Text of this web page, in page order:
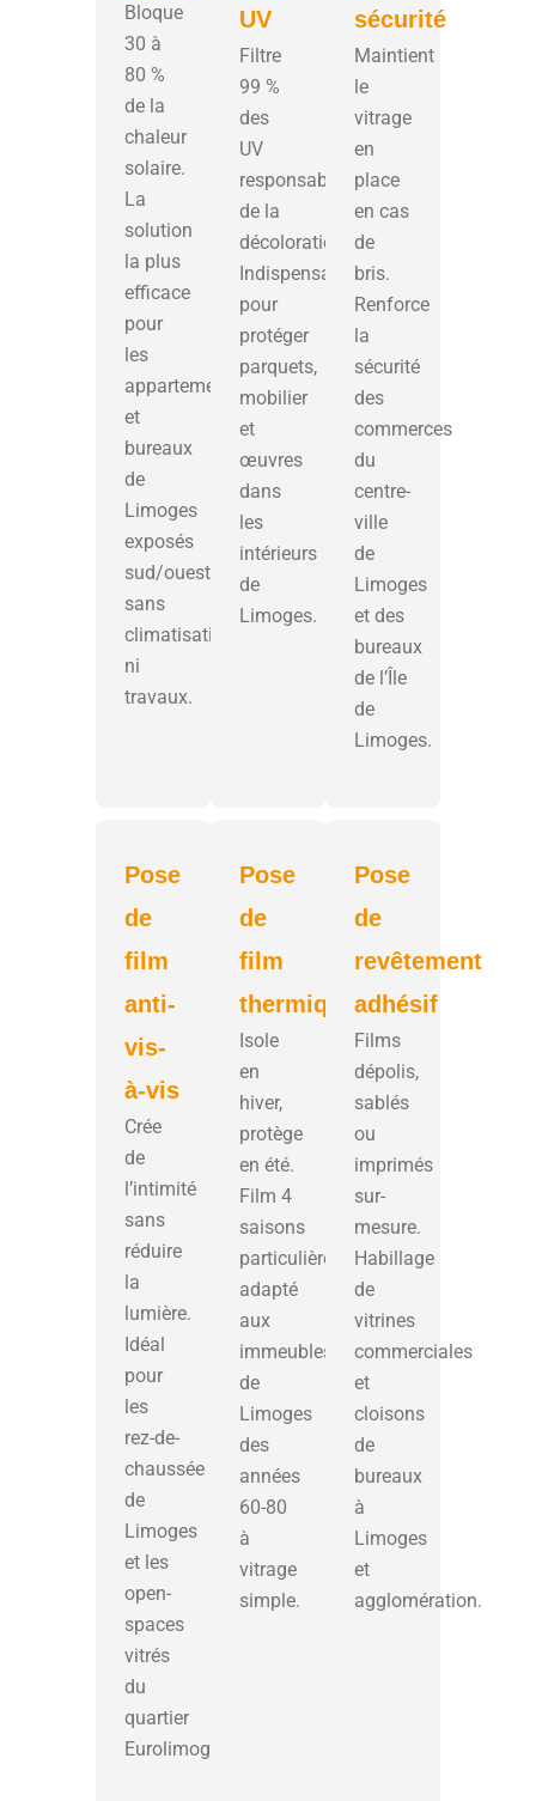
Bloque
30 à
80 %
de la
chaleur
solaire.
La
solution
la plus
efficace
pour
les
appartements
et
bureaux
de
Limoges
exposés
sud/ouest,
sans
climatisation
ni
travaux.
UV
Filtre
99 %
des
UV
responsables
de la
décoloration.
Indispensable
pour
protéger
parquets,
mobilier
et
œuvres
dans
les
intérieurs
de
Limoges.
sécurité
Maintient
le
vitrage
en
place
en cas
de
bris.
Renforce
la
sécurité
des
commerces
du
centre-
ville
de
Limoges
et des
bureaux
de l’Île
de
Limoges.
Pose
de
film
anti-
vis-
à-vis
Crée
de
l’intimité
sans
réduire
la
lumière.
Idéal
pour
les
rez-de-
chaussée
de
Limoges
et les
open-
spaces
vitrés
du
quartier
Eurolimoges.
Pose
de
film
thermique
Isole
en
hiver,
protège
en été.
Film 4
saisons
particulièrement
adapté
aux
immeubles
de
Limoges
des
années
60-80
à
vitrage
simple.
Pose
de
revêtement
adhésif
Films
dépolis,
sablés
ou
imprimés
sur-
mesure.
Habillage
de
vitrines
commerciales
et
cloisons
de
bureaux
à
Limoges
et
agglomération.